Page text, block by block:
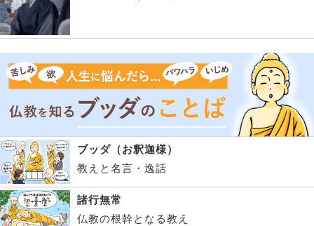
ブッダ（お釈迦様）
教えと名言・逸話
諸行無常
仏教の根幹となる教え